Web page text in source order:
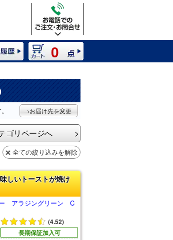
0
→お届け先を変更
ゴリページへ
全ての絞り込みを解除
しいトーストが焼け
アラジングリーン C
(4.52)
長期保証加入可